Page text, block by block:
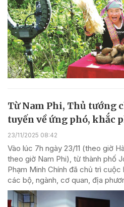
Từ Nam Phi, Thủ tướng
tuyến về ứng phó, khắc
23/11/2025 08:42
Vào lúc 7h ngày 23/11 (theo giờ
theo giờ Nam Phi), từ thành phố
Phạm Minh Chính đã chủ trì
các bộ, ngành, cơ quan, địa